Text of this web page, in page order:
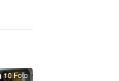
10 Foto